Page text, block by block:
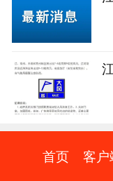
首页 客户